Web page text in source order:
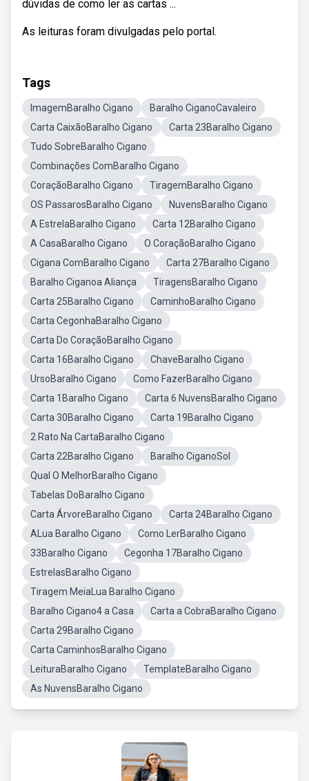
dúvidas de como ler as cartas ...
As leituras foram divulgadas pelo portal.
Tags
ImagemBaralho Cigano
Baralho CiganoCavaleiro
Carta CaixãoBaralho Cigano
Carta 23Baralho Cigano
Tudo SobreBaralho Cigano
Combinações ComBaralho Cigano
CoraçãoBaralho Cigano
TiragemBaralho Cigano
OS PassarosBaralho Cigano
NuvensBaralho Cigano
A EstrelaBaralho Cigano
Carta 12Baralho Cigano
A CasaBaralho Cigano
O CoraçãoBaralho Cigano
Cigana ComBaralho Cigano
Carta 27Baralho Cigano
Baralho Ciganoa Aliança
TiragensBaralho Cigano
Carta 25Baralho Cigano
CaminhoBaralho Cigano
Carta CegonhaBaralho Cigano
Carta Do CoraçãoBaralho Cigano
Carta 16Baralho Cigano
ChaveBaralho Cigano
UrsoBaralho Cigano
Como FazerBaralho Cigano
Carta 1Baralho Cigano
Carta 6 NuvensBaralho Cigano
Carta 30Baralho Cigano
Carta 19Baralho Cigano
2 Rato Na CartaBaralho Cigano
Carta 22Baralho Cigano
Baralho CiganoSol
Qual O MelhorBaralho Cigano
Tabelas DoBaralho Cigano
Carta ÁrvoreBaralho Cigano
Carta 24Baralho Cigano
ALua Baralho Cigano
Como LerBaralho Cigano
33Baralho Cigano
Cegonha 17Baralho Cigano
EstrelasBaralho Cigano
Tiragem MeiaLua Baralho Cigano
Baralho Cigano4 a Casa
Carta a CobraBaralho Cigano
Carta 29Baralho Cigano
Carta CaminhosBaralho Cigano
LeituraBaralho Cigano
TemplateBaralho Cigano
As NuvensBaralho Cigano